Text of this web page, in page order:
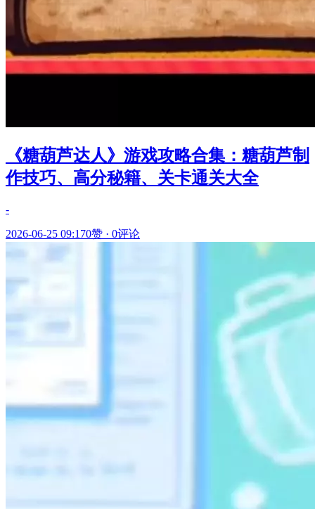
《糖葫芦达人》游戏攻略合集：糖葫芦制
作技巧、高分秘籍、关卡通关大全
-
2026-06-25 09:170赞 · 0评论